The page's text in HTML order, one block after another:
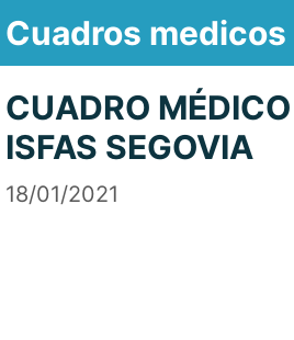
Saltar
contenido
Cuadros medicos
CUADRO
ISFAS SEGOVIA
18/01/2021